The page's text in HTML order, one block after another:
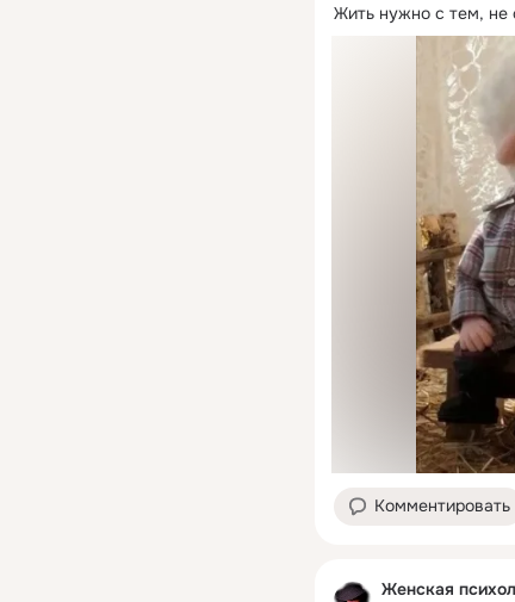
Жить нужно с тем, не
Комментировать
Женская